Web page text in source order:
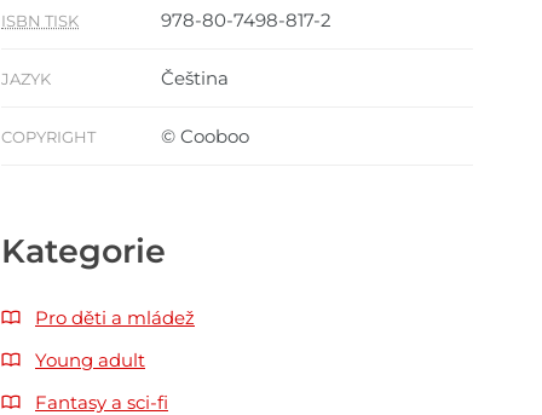
ISBN TISK 978-80-7498-817-2
JAZYK Čeština
COPYRIGHT © Cooboo
Kategorie
Pro děti a mládež
Young adult
Fantasy a sci-fi